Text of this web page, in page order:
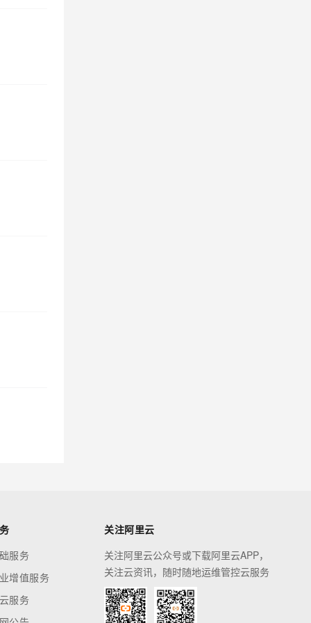
服务
增值服务
服务
关注阿里云
关注阿里云公众号或下载阿里云APP，
关注云资讯，随时随地运维管控云服务